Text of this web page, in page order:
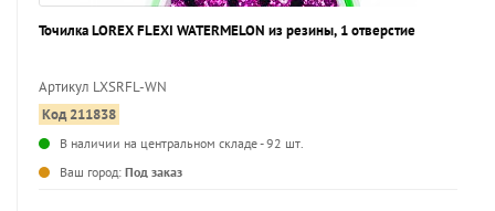
Точилка LOREX FLEXI WATERMELON из резины, 1 отверстие
Артикул LXSRFL-WN
Код 211838
В наличии на центральном складе - 92 шт.
Ваш город: Под заказ